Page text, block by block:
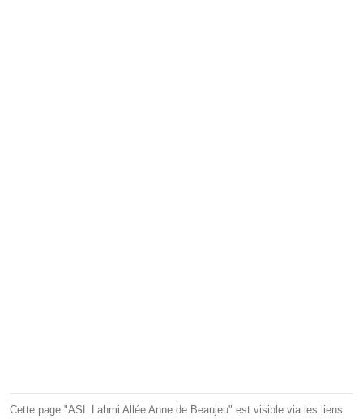
Cette page "ASL Lahmi Allée Anne de Beaujeu" est visible via les liens